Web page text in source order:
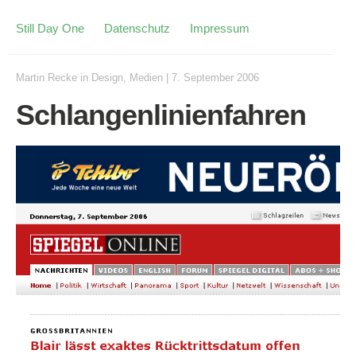
Still Day One Datenschutz Impressum
Martin Recke in Design, Medien 7. September 2006
Schlangenlinienfahren